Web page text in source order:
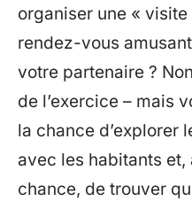
organiser une «
rendez-vous
votre partenaire ?
de l’exercice – mais
la chance d’explorer
avec les habitants et,
chance, de trouver